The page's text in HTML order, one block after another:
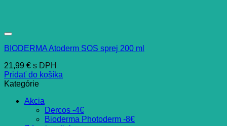
BIODERMA Atoderm SOS sprej 200 ml
21,99 € s DPH
Pridať do košíka
Kategórie
Akcia
Dercos -4€
Bioderma Photoderm -8€